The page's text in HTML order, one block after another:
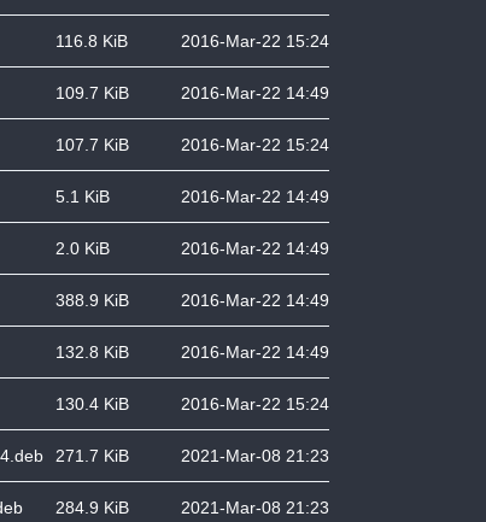
116.8 KiB 2016-Mar-22 15:24
109.7 KiB 2016-Mar-22 14:49
107.7 KiB 2016-Mar-22 15:24
5.1 KiB 2016-Mar-22 14:49
2.0 KiB 2016-Mar-22 14:49
388.9 KiB 2016-Mar-22 14:49
132.8 KiB 2016-Mar-22 14:49
130.4 KiB 2016-Mar-22 15:24
271.7 KiB 2021-Mar-08 21:23
284.9 KiB 2021-Mar-08 21:23